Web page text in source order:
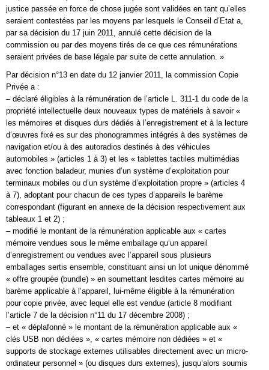
justice passée en force de chose jugée sont validées en tant qu’elles
seraient contestées par les moyens par lesquels le Conseil d’Etat a,
par sa décision du 17 juin 2011, annulé cette décision de la
commission ou par des moyens tirés de ce que ces rémunérations
seraient privées de base légale par suite de cette annulation. »
Par décision n°13 en date du 12 janvier 2011, la commission Copie
Privée a :
– déclaré éligibles à la rémunération de l’article L. 311-1 du code de la
propriété intellectuelle deux nouveaux types de matériels à savoir «
les mémoires et disques durs dédiés à l’enregistrement et à la lecture
d’œuvres fixé es sur des phonogrammes intégrés à des systèmes de
navigation et/ou à des autoradios destinés à des véhicules
automobiles » (articles 1 à 3) et les « tablettes tactiles multimédias
avec fonction baladeur, munies d’un système d’exploitation pour
terminaux mobiles ou d’un système d’exploitation propre » (articles 4
à 7), adoptant pour chacun de ces types d’appareils le barème
correspondant (figurant en annexe de la décision respectivement aux
tableaux 1 et 2) ;
– modifié le montant de la rémunération applicable aux « cartes
mémoire vendues sous le même emballage qu‘un appareil
d’enregistrement ou vendues avec l’appareil sous plusieurs
emballages sertis ensemble, constituant ainsi un lot unique dénommé
« offre groupée (bundle) » en soumettant lesdites cartes mémoire au
barème applicable à l’appareil, lui-même éligible à la rémunération
pour copie privée, avec lequel elle est vendue (article 8 modifiant
l’article 7 de la décision n°11 du 17 décembre 2008) ;
– et « déplafonné » le montant de la rémunération applicable aux «
clés USB non dédiées », « cartes mémoire non dédiées » et «
supports de stockage externes utilisables directement avec un micro-
ordinateur personnel » (ou disques durs externes), jusqu’alors soumis